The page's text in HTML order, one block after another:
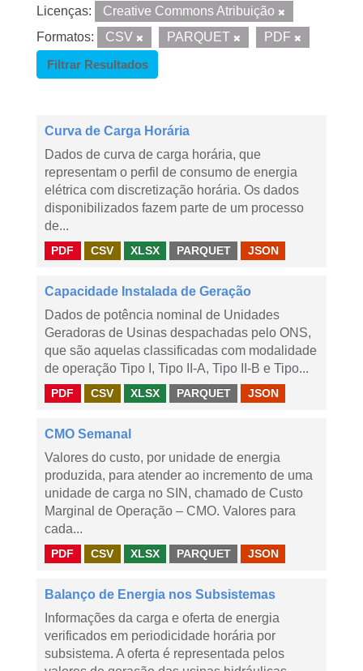
Licenças:
Creative Commons Atribuição
Formatos:
CSV PARQUET
PDF
Filtrar Resultados
Curva de Carga Horária
Dados de curva de carga horária, que
representam o perfil de consumo de energia
elétrica com discretização horária. Os dados
disponibilizados fazem parte de um processo
de...
PDF CSV XLSX PARQUET JSON
Capacidade Instalada de Geração
Dados de potência nominal de Unidades
Geradoras de Usinas despachadas pelo ONS,
que são aquelas classificadas com modalidade
de operação Tipo I, Tipo II-A, Tipo II-B e Tipo...
PDF CSV XLSX PARQUET JSON
CMO Semanal
Valores do custo, por unidade de energia
produzida, para atender ao incremento de uma
unidade de carga no SIN, chamado de Custo
Marginal de Operação – CMO. Valores para
cada...
PDF CSV XLSX PARQUET JSON
Balanço de Energia nos Subsistemas
Informações da carga e oferta de energia
verificados em periodicidade horária por
subsistema. A oferta é representada pelos